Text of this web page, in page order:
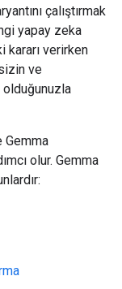
çalıştırmak
yapay zeka
kararı verirken
ve
olduğunuzla
Gemma
olur. Gemma